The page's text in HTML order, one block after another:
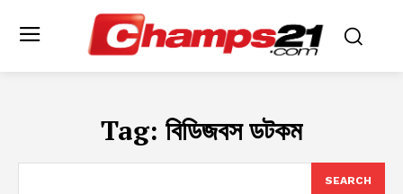
Tag: বিডিজবস ডটকম
SEARCH